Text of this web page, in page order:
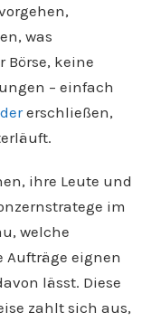
was
Börse, keine
– einfach
erschließen,
ihre Leute und
im
welche
eignen
lässt. Diese
zahlt sich aus,